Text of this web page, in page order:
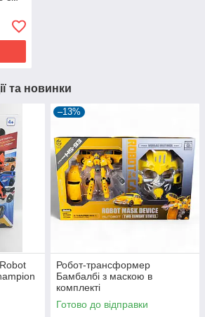
та новинки
–13%
Робот-трансформер
Бамбалбі з маскою в
комплекті
Готово до відправки